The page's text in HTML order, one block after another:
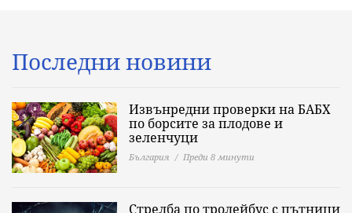
Последни новини
Извънредни проверки на БАБХ
по борсите за плодове и
зеленчуци
България Преди 8 минути
Стрелба по тролейбус с пътници